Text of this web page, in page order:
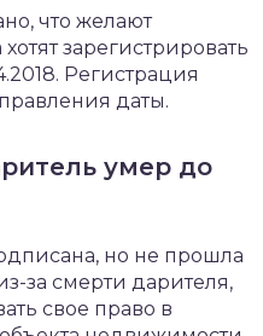
что желают
зарегистрировать
Регистрация
даты.
умер до
но не прошла
за смерти дарителя,
свое право в